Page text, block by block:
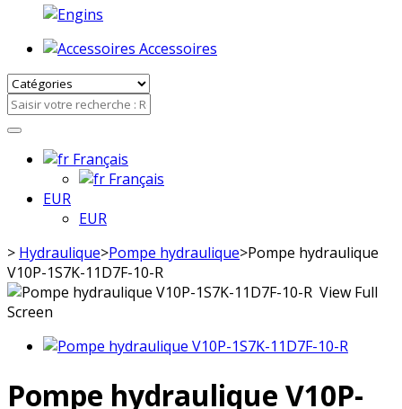
Accessoires
Français
Français
EUR
EUR
> Hydraulique>Pompe hydraulique>Pompe hydraulique
V10P-1S7K-11D7F-10-R
View Full
Screen
Pompe hydraulique V10P-